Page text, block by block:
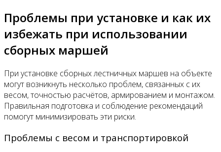
Проблемы при установке и как их
избежать при использовании
сборных маршей
При установке сборных лестничных маршев на объекте
могут возникнуть несколько проблем, связанных с их
весом, точностью расчётов, армированием и монтажом.
Правильная подготовка и соблюдение рекомендаций
помогут минимизировать эти риски.
Проблемы с весом и транспортировкой